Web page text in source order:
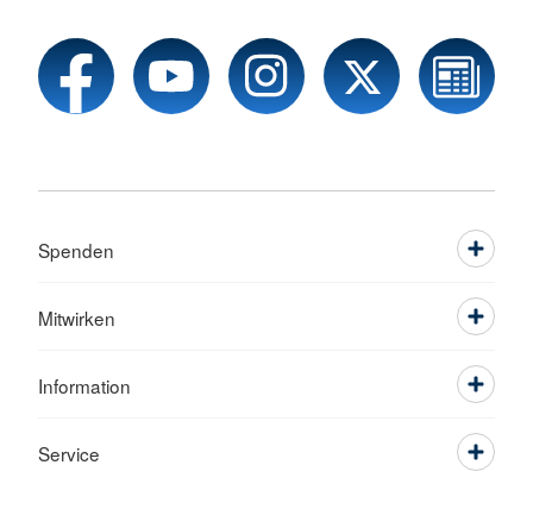
Spenden
Mitwirken
Information
Service